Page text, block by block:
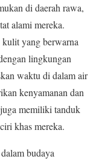
di daerah rawa,
alami mereka.
yang berwarna
lingkungan
waktu di dalam air
kenyamanan dan
memiliki tanduk
khas mereka.
budaya